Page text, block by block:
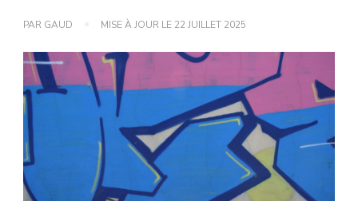
PAR GAUD MISE À JOUR LE 22 JUILLET 2025